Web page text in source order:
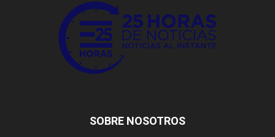
SOBRE NOSOTROS